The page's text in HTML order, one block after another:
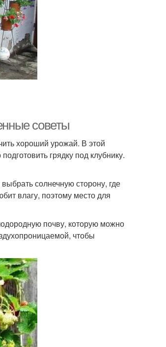
советы
хороший урожай. В этой
грядку под клубнику.
солнечную сторону, где
влагу, поэтому место для
почву, которую можно
чтобы